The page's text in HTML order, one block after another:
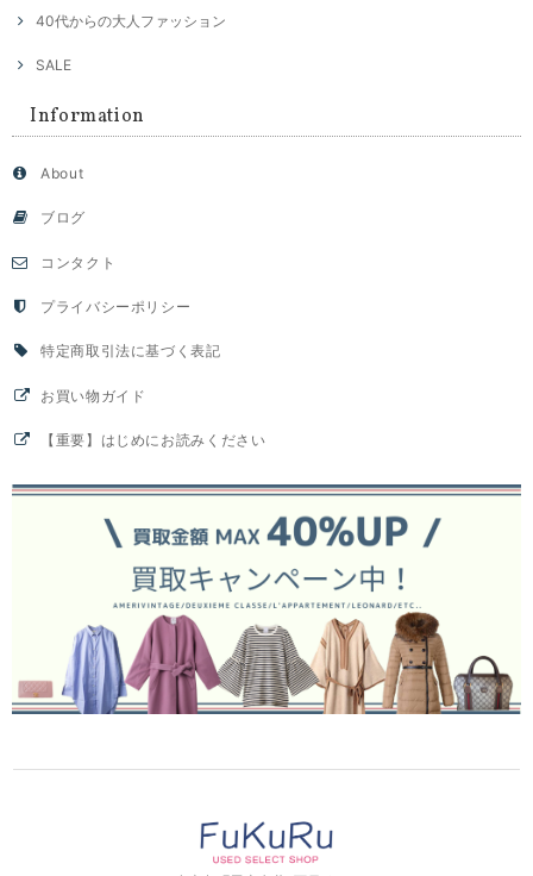
40代からの大人ファッション
SALE
Information
About
ブログ
コンタクト
プライバシーポリシー
特定商取引法に基づく表記
お買い物ガイド
【重要】はじめにお読みください